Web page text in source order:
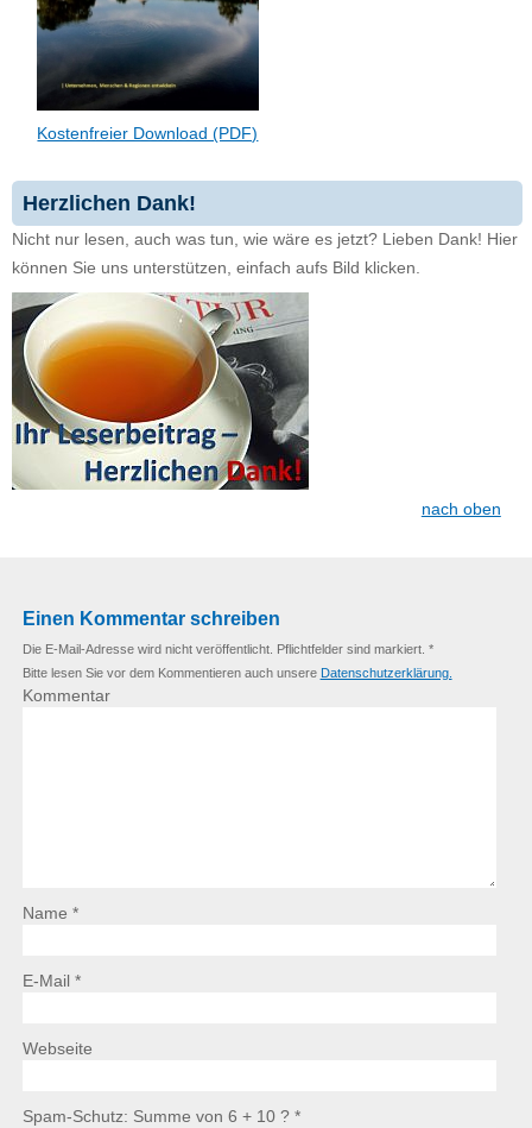
Kostenfreier Download (PDF)
Herzlichen Dank!
Nicht nur lesen, auch was tun, wie wäre es jetzt? Lieben Dank! Hier
können Sie uns unterstützen, einfach aufs Bild klicken.
nach oben
Einen Kommentar schreiben
Die E-Mail-Adresse wird nicht veröffentlicht. Pflichtfelder sind markiert. *
Bitte lesen Sie vor dem Kommentieren auch unsere Datenschutzerklärung.
Kommentar
Name *
E-Mail *
Webseite
Spam-Schutz: Summe von 6 + 10 ? *